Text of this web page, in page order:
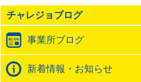
の
ト
ッ
ク
バ
ッ
チャレジョブログ
事業所ブログ
新着情報・お知らせ